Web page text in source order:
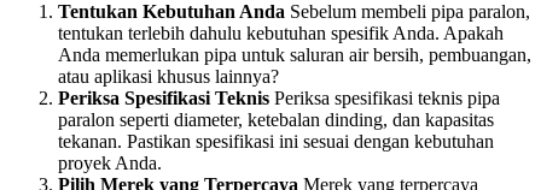
Tentukan Kebutuhan Anda Sebelum membeli pipa paralon,
tentukan terlebih dahulu kebutuhan spesifik Anda. Apakah
Anda memerlukan pipa untuk saluran air bersih, pembuangan,
atau aplikasi khusus lainnya?
Periksa Spesifikasi Teknis Periksa spesifikasi teknis pipa
paralon seperti diameter, ketebalan dinding, dan kapasitas
tekanan. Pastikan spesifikasi ini sesuai dengan kebutuhan
proyek Anda.
Pilih Merek yang Terpercaya Merek yang terpercaya